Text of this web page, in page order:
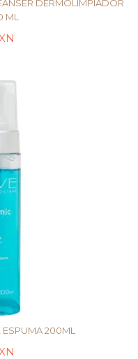
DERMOLIMPIADOR
ML
ESPUMA 200ML